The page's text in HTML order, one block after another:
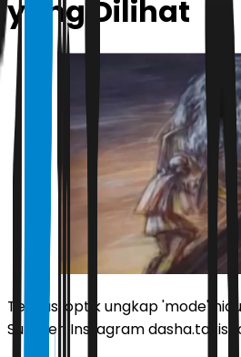
yang Dilihat
Tes ilusi optik ungkap 'mode'
Sumber: Instagram